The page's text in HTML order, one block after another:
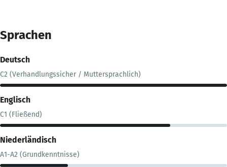
Sprachen
Deutsch
C2 (Verhandlungssicher / Muttersprachlich)
Englisch
C1 (Fließend)
Niederländisch
A1-A2 (Grundkenntnisse)